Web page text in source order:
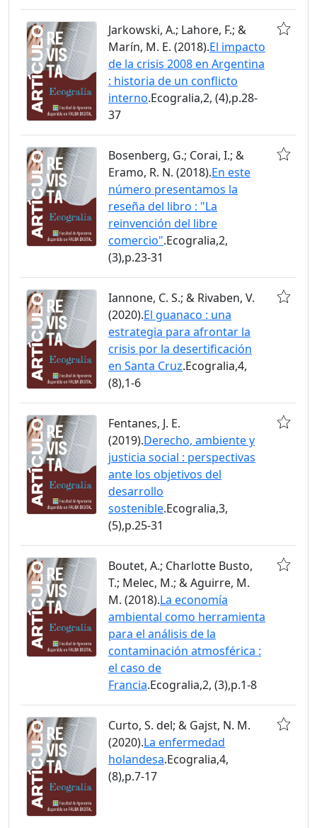
Jarkowski, A.; Lahore, F.; &
Marín, M. E. (2018).El impacto
de la crisis 2008 en Argentina
: historia de un conflicto
interno.Ecogralia,2, (4),p.28-
37
Bosenberg, G.; Corai, I.; &
Eramo, R. N. (2018).En este
número presentamos la
reseña del libro : "La
reinvención del libre
comercio".Ecogralia,2,
(3),p.23-31
Iannone, C. S.; & Rivaben, V.
(2020).El guanaco : una
estrategia para afrontar la
crisis por la desertificación
en Santa Cruz.Ecogralia,4,
(8),1-6
Fentanes, J. E.
(2019).Derecho, ambiente y
justicia social : perspectivas
ante los objetivos del
desarrollo
sostenible.Ecogralia,3,
(5),p.25-31
Boutet, A.; Charlotte Busto,
T.; Melec, M.; & Aguirre, M.
M. (2018).La economía
ambiental como herramienta
para el análisis de la
contaminación atmosférica :
el caso de
Francia.Ecogralia,2, (3),p.1-8
Curto, S. del; & Gajst, N. M.
(2020).La enfermedad
holandesa.Ecogralia,4,
(8),p.7-17